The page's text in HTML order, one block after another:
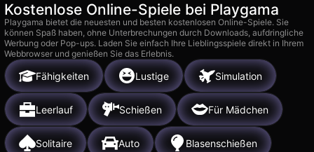
Kostenlose Online-Spiele bei Playgama
Playgama bietet die neuesten und besten kostenlosen Online-Spiele. Sie
können Spaß haben, ohne Unterbrechungen durch Downloads, aufdringliche
Werbung oder Pop-ups. Laden Sie einfach Ihre Lieblingsspiele direkt in Ihrem
Webbrowser und genießen Sie das Erlebnis.
Fähigkeiten Lustige Simulation
Leerlauf Schießen Für Mädchen
Solitaire Auto Blasenschießen